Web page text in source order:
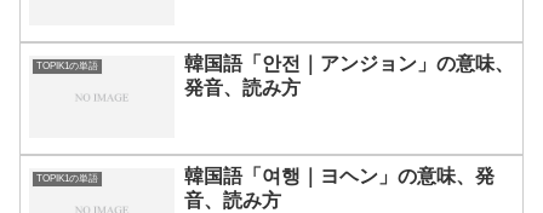
TOPIK1の単語
韓国語「안전｜アンジョン」の意味、
発音、読み方
TOPIK1の単語
韓国語「여행｜ヨヘン」の意味、発
音、読み方